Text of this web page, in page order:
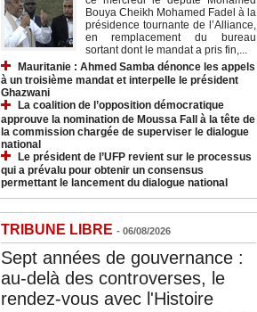
Bouya Cheikh Mohamed Fadel à la
présidence tournante de l’Alliance,
en remplacement du bureau
sortant dont le mandat a pris fin,...
Mauritanie : Ahmed Samba dénonce les appels
à un troisième mandat et interpelle le président
Ghazwani
La coalition de l’opposition démocratique
approuve la nomination de Moussa Fall à la tête de
la commission chargée de superviser le dialogue
national
Le président de l’UFP revient sur le processus
qui a prévalu pour obtenir un consensus
permettant le lancement du dialogue national
TRIBUNE LIBRE - 06/08/2026
Sept années de gouvernance :
au-delà des controverses, le
rendez-vous avec l'Histoire